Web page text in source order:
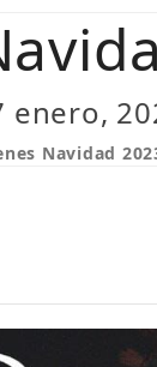
enero,
Navidad